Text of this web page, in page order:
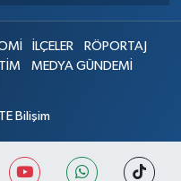
İLÇELER
RÖPORTAJ
MEDYA GÜNDEMİ
TE Bilişim